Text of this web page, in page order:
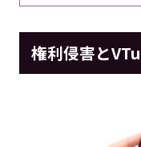
権利侵害と